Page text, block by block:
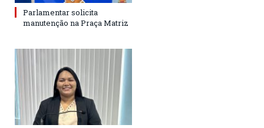
Parlamentar solicita
manutenção na Praça Matriz